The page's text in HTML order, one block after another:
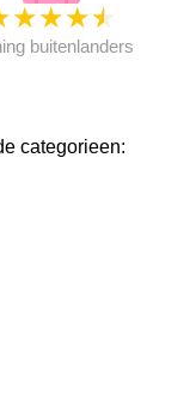
★★★★
buitenlanders
categorieen: